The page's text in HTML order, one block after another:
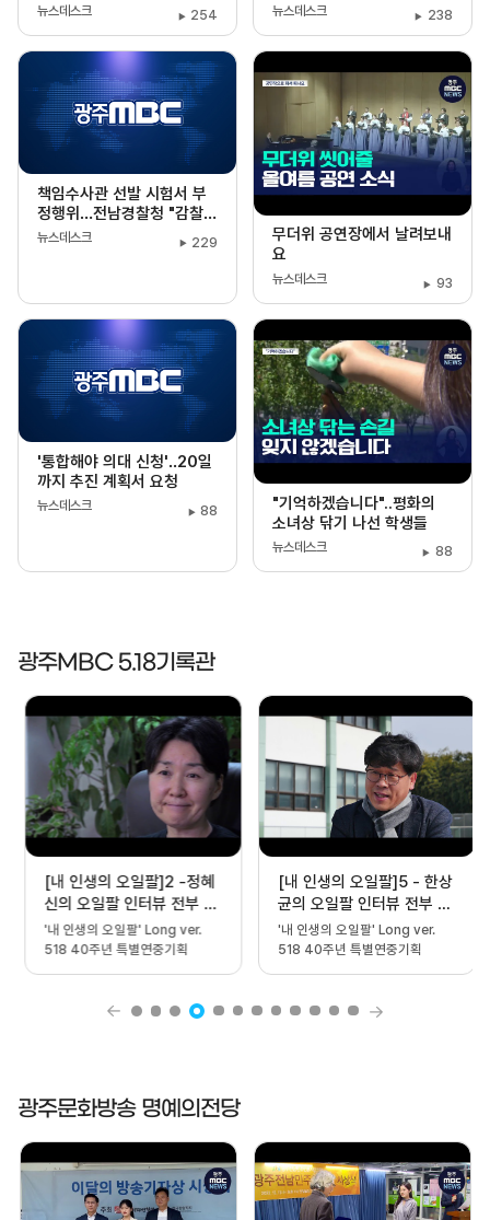
뉴스데스크 254 뉴스데스크 238
책임수사관 선발 시험서 부
정행위…전남경찰청 "감찰
착수"
뉴스데스크 229
무더위 공연장에서 날려보내
요
뉴스데스크 93
'통합해야 의대 신청'‥20일
까지 추진 계획서 요청
뉴스데스크 88
"기억하겠습니다"..평화의
소녀상 닦기 나선 학생들
뉴스데스크 88
광주MBC 5.18기록관
[내 인생의 오일팔]2 -정혜
신의 오일팔 인터뷰 전부 -
광주MBC 5.18 40주년 특
별 연중기획
'내 인생의 오일팔' Long ver.
518 40주년 특별연중기획
[내 인생의 오일팔]5 - 한상
균의 오일팔 인터뷰 전부 -
광주MBC 5.18 40주년 특
별 연중기획
'내 인생의 오일팔' Long ver.
518 40주년 특별연중기획
광주문화방송 명예의전당